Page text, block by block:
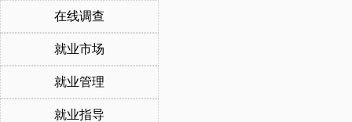
在线调查
就业市场
就业管理
就业指导